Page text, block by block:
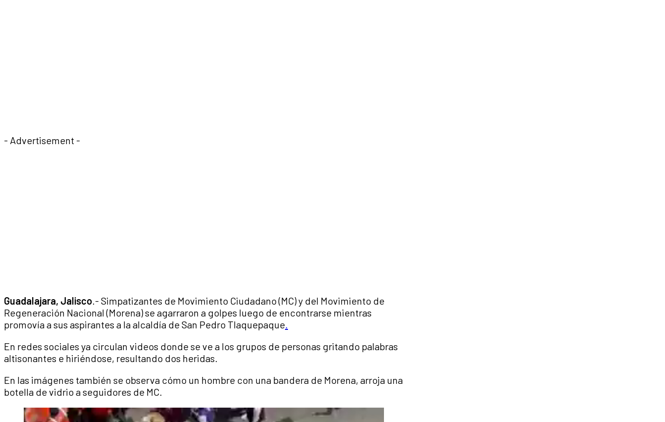
- Advertisement -
Guadalajara, Jalisco.- Simpatizantes de Movimiento Ciudadano (MC) y del Movimiento de
Regeneración Nacional (Morena) se agarraron a golpes luego de encontrarse mientras
promovía a sus aspirantes a la alcaldía de San Pedro Tlaquepaque.
En redes sociales ya circulan videos donde se ve a los grupos de personas gritando palabras
altisonantes e hiriéndose, resultando dos heridas.
En las imágenes también se observa cómo un hombre con una bandera de Morena, arroja una
botella de vidrio a seguidores de MC.